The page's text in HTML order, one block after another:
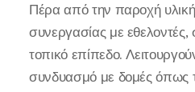
Πέρα από την παροχή
συνεργασίας με εθελοντές,
τοπικό επίπεδο.
συνδυασμό με δομές όπως